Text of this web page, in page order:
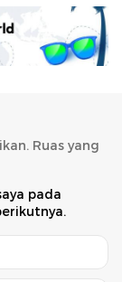
Ruas yang
pada